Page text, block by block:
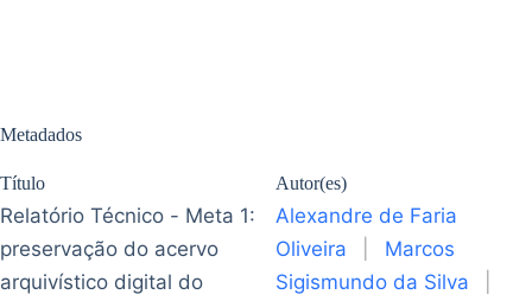
Metadados
Título
Relatório Técnico - Meta 1:
preservação do acervo
arquivístico digital do
Autor(es)
Alexandre de Faria
Oliveira
Marcos
Sigismundo da Silva